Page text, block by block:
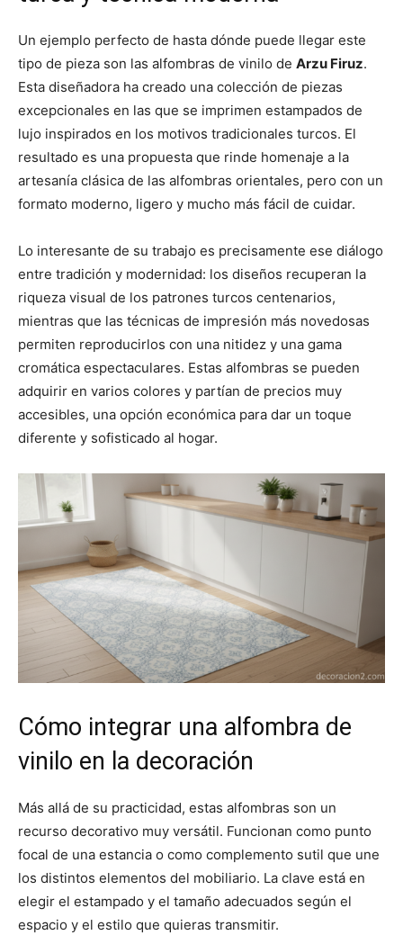
Un ejemplo perfecto de hasta dónde puede llegar este
tipo de pieza son las alfombras de vinilo de Arzu Firuz.
Esta diseñadora ha creado una colección de piezas
excepcionales en las que se imprimen estampados de
lujo inspirados en los motivos tradicionales turcos. El
resultado es una propuesta que rinde homenaje a la
artesanía clásica de las alfombras orientales, pero con un
formato moderno, ligero y mucho más fácil de cuidar.
Lo interesante de su trabajo es precisamente ese diálogo
entre tradición y modernidad: los diseños recuperan la
riqueza visual de los patrones turcos centenarios,
mientras que las técnicas de impresión más novedosas
permiten reproducirlos con una nitidez y una gama
cromática espectaculares. Estas alfombras se pueden
adquirir en varios colores y partían de precios muy
accesibles, una opción económica para dar un toque
diferente y sofisticado al hogar.
Cómo integrar una alfombra de
vinilo en la decoración
Más allá de su practicidad, estas alfombras son un
recurso decorativo muy versátil. Funcionan como punto
focal de una estancia o como complemento sutil que une
los distintos elementos del mobiliario. La clave está en
elegir el estampado y el tamaño adecuados según el
espacio y el estilo que quieras transmitir.